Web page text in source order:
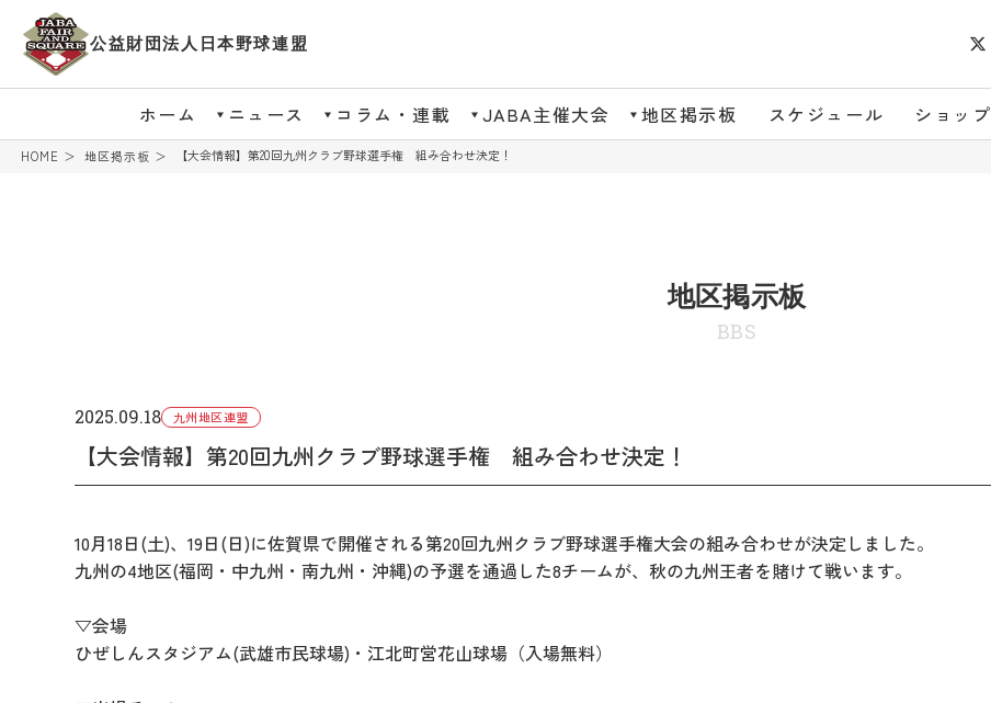
公益財団法人日本野球連盟
ホーム ニュース コラム・連載 JABA主催大会 地区掲示板 スケジュール ショップ
HOME 地区掲示板 【大会情報】第20回九州クラブ野球選手権 組み合わせ決定！
地区掲示板
BBS
2025.09.18 九州地区連盟
【大会情報】第20回九州クラブ野球選手権 組み合わせ決定！
10月18日(土)、19日(日)に佐賀県で開催される第20回九州クラブ野球選手権大会の組み合わせが決定しました。
九州の4地区(福岡・中九州・南九州・沖縄)の予選を通過した8チームが、秋の九州王者を賭けて戦います。
▽会場
ひぜしんスタジアム(武雄市民球場)・江北町営花山球場（入場無料）